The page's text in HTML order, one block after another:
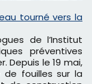
de l’Institut
préventives
Depuis le 19 mai,
fouilles sur la